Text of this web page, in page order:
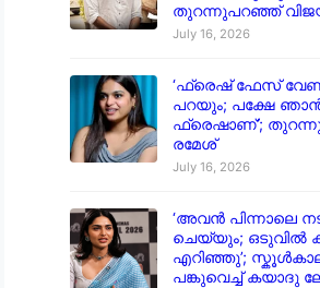
തുറന്നുപറഞ്ഞ്
July 16, 2026
‘ഫ്രെഷ് ഫേസ്
പറയും; പക്ഷേ
ഫ്രെഷാണ്’;
രമേശ്
July 16, 2026
‘അവൻ പിന്നാലെ
ചെയ്യും; ഒടുവിൽ
എറിഞ്ഞു’;
പങ്കുവെച്ച് കയാദു